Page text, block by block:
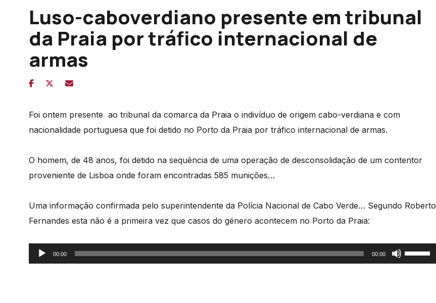
Luso-caboverdiano presente em tribunal
da Praia por tráfico internacional de
armas
Foi ontem presente ao tribunal da comarca da Praia o indivíduo de origem cabo-verdiana e com
nacionalidade portuguesa que foi detido no Porto da Praia por tráfico internacional de armas.
O homem, de 48 anos, foi detido na sequência de uma operação de desconsolidação de um contentor
proveniente de Lisboa onde foram encontradas 585 munições…
Uma informação confirmada pelo superintendente da Polícia Nacional de Cabo Verde… Segundo Roberto
Fernandes esta não é a primeira vez que casos do género acontecem no Porto da Praia:
Reprodutor
de
00:00 00:00
Use
as